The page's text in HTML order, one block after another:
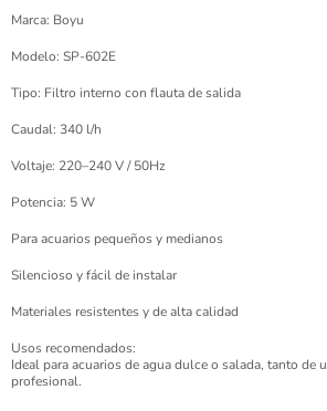
Marca: Boyu
Modelo: SP-602E
Tipo: Filtro interno con flauta de salida
Caudal: 340 l/h
Voltaje: 220–240 V / 50Hz
Potencia: 5 W
Para acuarios pequeños y medianos
Silencioso y fácil de instalar
Materiales resistentes y de alta calidad
Usos recomendados:
Ideal para acuarios de agua dulce o salada, tanto de
profesional.